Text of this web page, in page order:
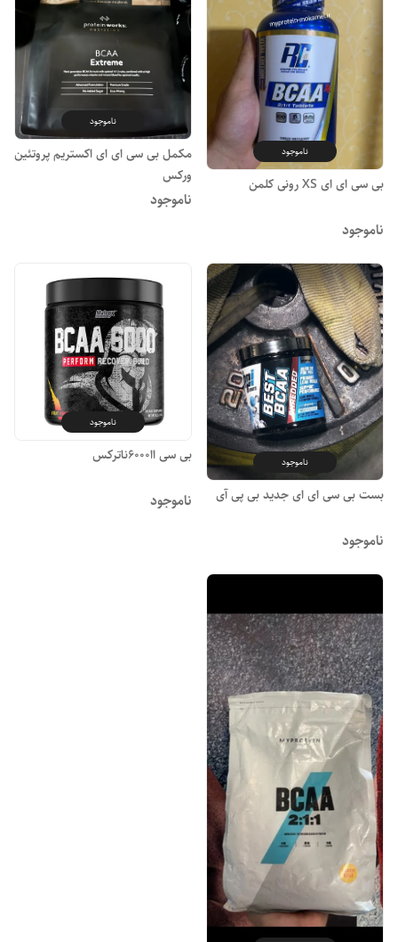
ناموجود
بی سی ای ای XS رونی کلمن
ناموجود
ناموجود
مکمل بی سی ای ای اکستریم پروتئین
ورکس
ناموجود
ناموجود
بست بی سی ای ای جدید بی پی آی
ناموجود
ناموجود
بی سی اا6000ناترکس
ناموجود